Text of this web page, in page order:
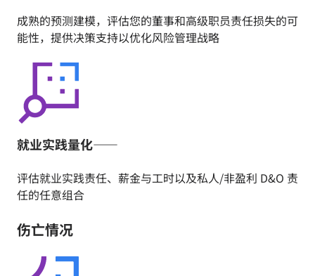
成熟的预测建模，评估您的董事和高级职员责任损失的可
能性，提供决策支持以优化风险管理战略
就业实践量化——
评估就业实践责任、薪金与工时以及私人/非盈利 D&O 责
任的任意组合
伤亡情况